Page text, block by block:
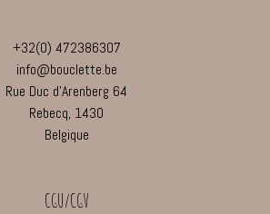
+32(0) 472386307
info@bouclette.be
Rue Duc d'Arenberg 64
Rebecq, 1430
Belgique
CGU/CGV